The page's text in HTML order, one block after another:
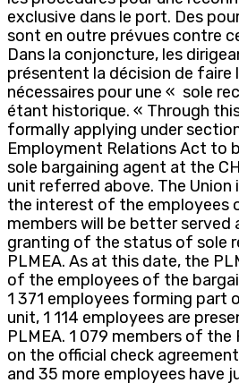
exclusive dans le port. Des
sont en outre prévues contre
Dans la conjoncture, les
présentent la décision de faire
nécessaires pour une « sole
étant historique. « Through
formally applying under
Employment Relations Act to
sole bargaining agent at the
unit referred above. The
the interest of the employees
members will be better served
granting of the status of sole
PLMEA. As at this date, the
of the employees of the
1 371 employees forming part
unit, 1 114 employees are
PLMEA. 1 079 members of the
on the official check
and 35 more employees have